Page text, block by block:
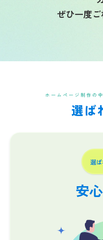
ぜひ一度ご
ホームページ制作の
選ば
選
安